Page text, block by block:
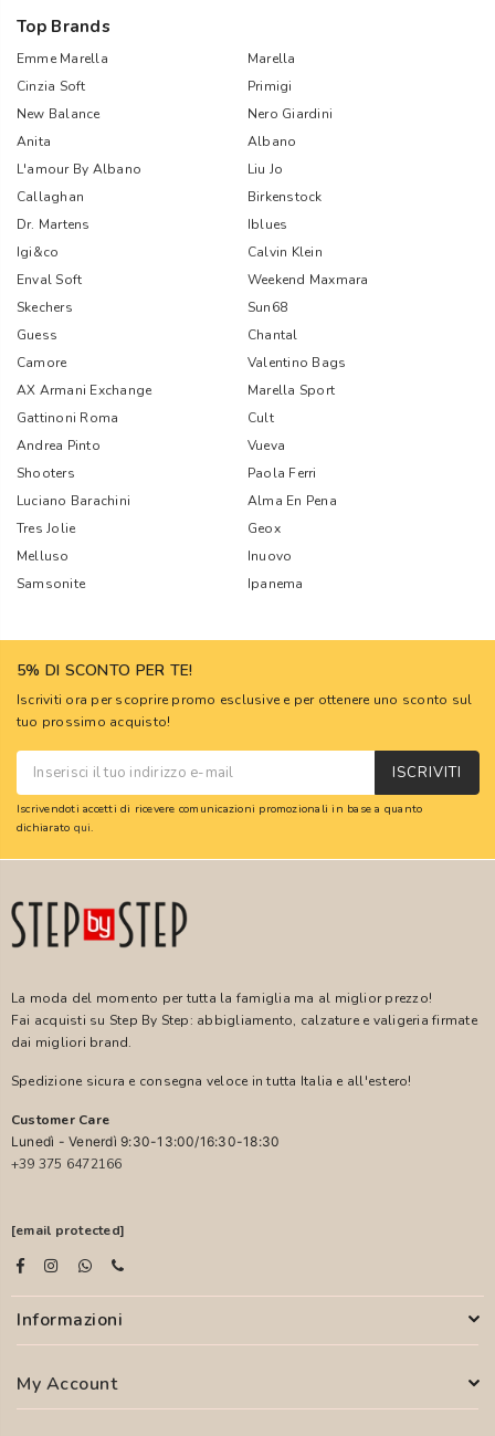
Top Brands
Emme Marella
Marella
Cinzia Soft
Primigi
New Balance
Nero Giardini
Anita
Albano
L'amour By Albano
Liu Jo
Callaghan
Birkenstock
Dr. Martens
Iblues
Igi&co
Calvin Klein
Enval Soft
Weekend Maxmara
Skechers
Sun68
Guess
Chantal
Camore
Valentino Bags
AX Armani Exchange
Marella Sport
Gattinoni Roma
Cult
Andrea Pinto
Vueva
Shooters
Paola Ferri
Luciano Barachini
Alma En Pena
Tres Jolie
Geox
Melluso
Inuovo
Samsonite
Ipanema
5% DI SCONTO PER TE!
Iscriviti ora per scoprire promo esclusive e per ottenere uno sconto sul
tuo prossimo acquisto!
ISCRIVITI
Iscrivendoti accetti di ricevere comunicazioni promozionali in base a quanto
dichiarato qui.
La moda del momento per tutta la famiglia ma al miglior prezzo!
Fai acquisti su Step By Step: abbigliamento, calzature e valigeria firmate
dai migliori brand.
Spedizione sicura e consegna veloce in tutta Italia e all'estero!
Customer Care
Lunedì - Venerdì 9:30-13:00/16:30-18:30
+39 375 6472166
[email protected]
Informazioni
My Account